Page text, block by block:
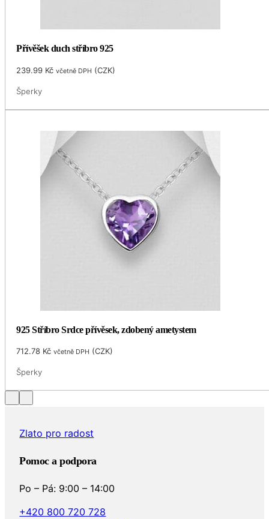
Přívěšek duch stříbro 925
239.99 Kč včetně DPH (CZK)
Šperky
925 Stříbro Srdce přívěsek, zdobený ametystem
712.78 Kč včetně DPH (CZK)
Šperky
Zlato pro radost
Pomoc a podpora
Po – Pá: 9:00 – 14:00
+420 800 720 728